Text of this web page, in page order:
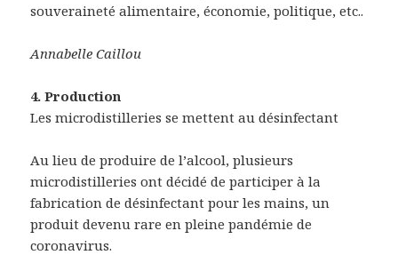
souveraineté alimentaire, économie, politique, etc..
Annabelle Caillou
4. Production
Les microdistilleries se mettent au désinfectant
Au lieu de produire de l’alcool, plusieurs
microdistilleries ont décidé de participer à la
fabrication de désinfectant pour les mains, un
produit devenu rare en pleine pandémie de
coronavirus.